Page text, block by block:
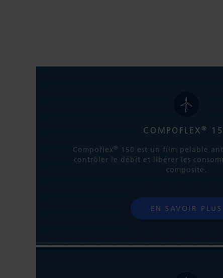
COMPOFLEX ®
Compoflex ®
150 est un film pelable
contrôler le débit et libérer les
composite.
EN SAVOIR PLUS